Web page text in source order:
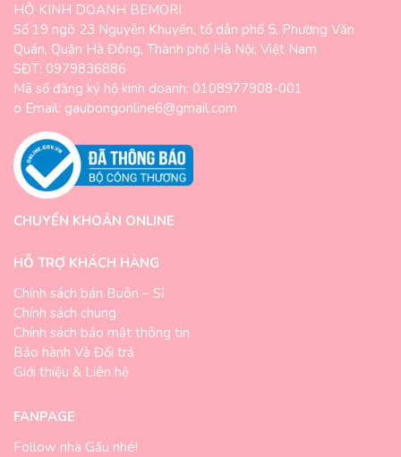
HỘ KINH DOANH BEMORI
Số 19 ngõ 23 Nguyễn Khuyến, tổ dân phố 5, Phường Văn
Quán, Quận Hà Đông, Thành phố Hà Nội, Việt Nam
SĐT: 0979836886
Mã số đăng ký hộ kinh doanh: 0108977908-001
o Email: gaubongonline6@gmail.com
CHUYỂN KHOẢN ONLINE
HỖ TRỢ KHÁCH HÀNG
Chính sách bán Buôn – Sỉ
Chính sách chung
Chính sách bảo mật thông tin
Bảo hành Và Đổi trả
Giới thiệu & Liên hệ
FANPAGE
Follow nhà Gấu nhé!